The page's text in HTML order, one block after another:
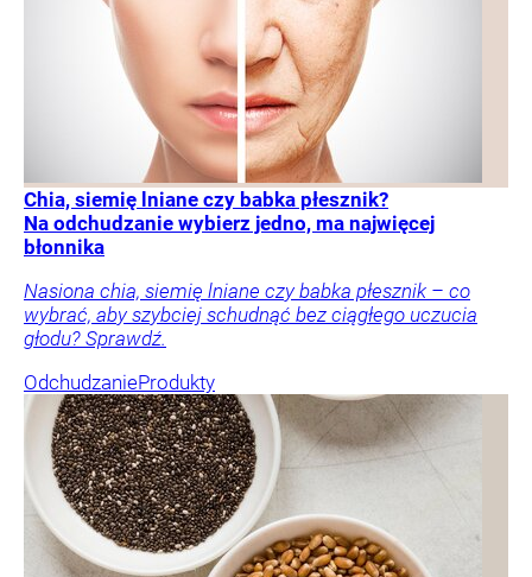
Chia, siemię lniane czy babka płesznik?
Na odchudzanie wybierz jedno, ma najwięcej
błonnika
Nasiona chia, siemię lniane czy babka płesznik – co
wybrać, aby szybciej schudnąć bez ciągłego uczucia
głodu? Sprawdź.
OdchudzanieProdukty